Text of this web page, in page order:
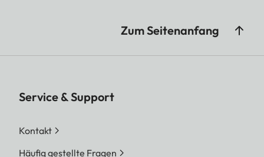
Zum Seitenanfang
Service & Support
Kontakt
Häufig gestellte Fragen